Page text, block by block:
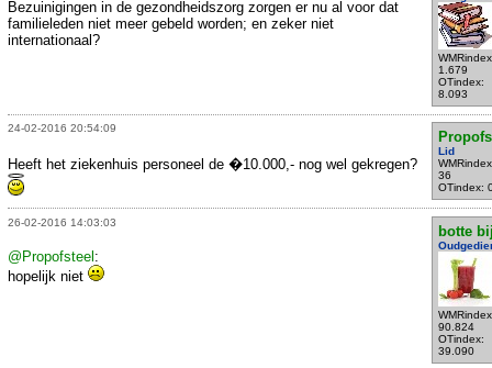
1.679
OTindex:
8.093
Bezuinigingen in de gezondheidszorg zorgen er nu al voor dat
familieleden niet meer gebeld worden; en zeker niet
internationaal?
24-02-2016 20:54:09
Lid
36
OTindex:
Heeft het ziekenhuis personeel de �10.000,- nog wel gekregen?
26-02-2016 14:03:03
botte
90.824
OTindex:
39.090
@Propofsteel:
hopelijk niet